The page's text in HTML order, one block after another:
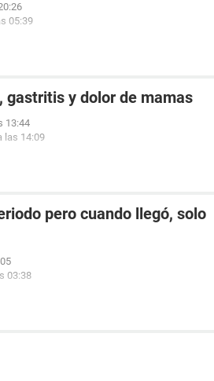
05:39
gastritis y dolor de mamas
13:44
las 14:09
pero cuando llegó, solo
03:38